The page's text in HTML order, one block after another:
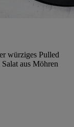
würziges Pulled
aus Möhren